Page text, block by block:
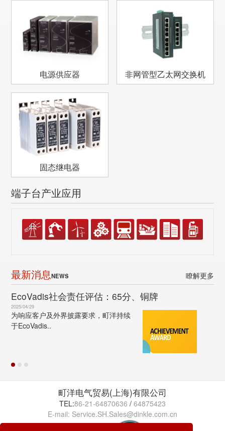
电源供应器 非网管型乙太网交换机
固态继电器
端子台产业应用
最新消息NEWS 瞭解更多
EcoVadis社会责任评估：65分、铜牌
2025/04/29
为响应客户及外界披露要求，町洋持续
于EcoVadis..
町洋电气贸易(上海)有限公司
TEL:86-21-64870636 / 64875423
E-mail: Service.SH.Sales@dinkle.com.cn